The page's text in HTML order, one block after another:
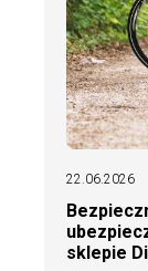
22.06.2026
sklepie